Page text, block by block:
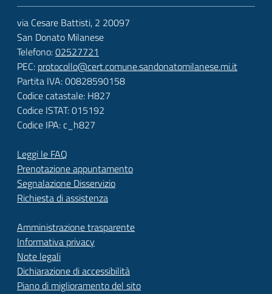
via Cesare Battisti, 2 20097
San Donato Milanese
Telefono:02527721
PEC: protocollo@cert.comune.sandonatomilanese.mi.it
Partita IVA: 00828590158
Codice catastale: H827
Codice ISTAT: 015192
Codice IPA: c_h827
Leggi le FAQ
Prenotazione appuntamento
Segnalazione Disservizio
Richiesta di assistenza
Amministrazione trasparente
Informativa privacy
Note legali
Dichiarazione di accessibilità
Piano di miglioramento del sito